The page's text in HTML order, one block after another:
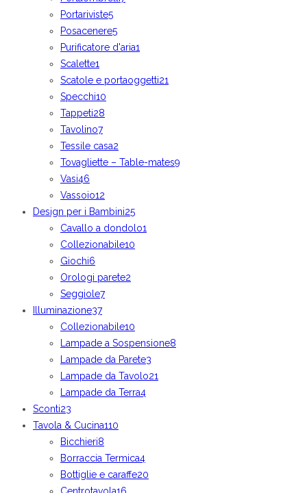
Portariviste5
Posacenere5
Purificatore d'aria1
Scalette1
Scatole e portaoggetti21
Specchi10
Tappeti28
Tavolino7
Tessile casa2
Tovagliette – Table-mates9
Vasi46
Vassoio12
Design per i Bambini25
Cavallo a dondolo1
Collezionabile10
Giochi6
Orologi parete2
Seggiole7
Illuminazione37
Collezionabile10
Lampade a Sospensione8
Lampade da Parete3
Lampade da Tavolo21
Lampade da Terra4
Sconti23
Tavola & Cucina110
Bicchieri8
Borraccia Termica4
Bottiglie e caraffe20